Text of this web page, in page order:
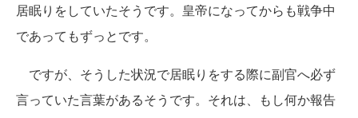
居眠りをしていたそうです。皇帝になってからも戦争中
であってもずっとです。
ですが、そうした状況で居眠りをする際に副官へ必ず
言っていた言葉があるそうです。それは、もし何か報告